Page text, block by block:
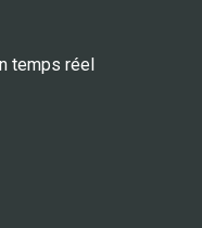
temps réel